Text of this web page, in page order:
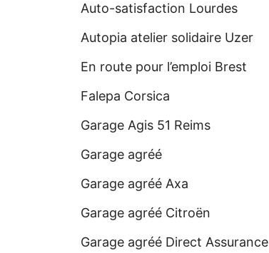
Auto-satisfaction Lourdes
Autopia atelier solidaire Uzer
En route pour l’emploi Brest
Falepa Corsica
Garage Agis 51 Reims
Garage agréé
Garage agréé Axa
Garage agréé Citroën
Garage agréé Direct Assurance